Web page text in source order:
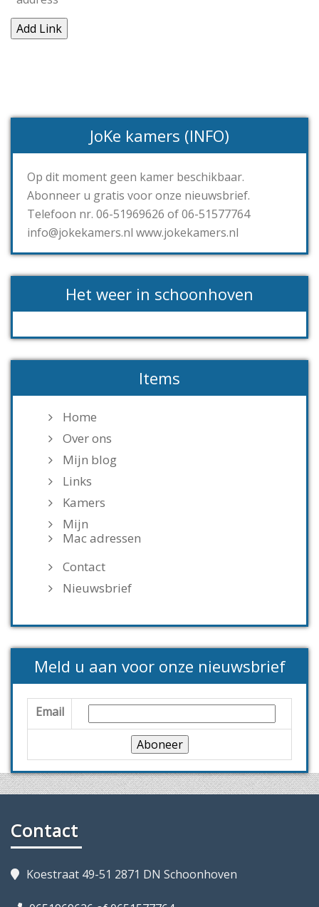
JoKe kamers (INFO)
Op dit moment geen kamer beschikbaar.
Abonneer u gratis voor onze nieuwsbrief.
Telefoon nr. 06-51969626 of 06-51577764
info@jokekamers.nl www.jokekamers.nl
Het weer in schoonhoven
Items
Home
Over ons
Mijn blog
Links
Kamers
Mijn
Mac adressen
Contact
Nieuwsbrief
Meld u aan voor onze nieuwsbrief
Email
Contact
Koestraat 49-51 2871 DN Schoonhoven